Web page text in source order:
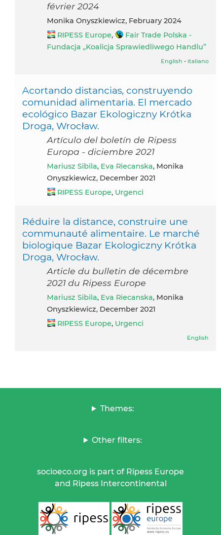
février 2024
Monika Onyszkiewicz, February 2024
RIPESS Europe,
Fair Trade Polska -
Fundacja „Koalicja Sprawiedliwego Handlu”
English - italiano
Acortando distancias, construyendo
comunidad alimentaria. El mercado
ecológico Bazar Ekologiczny Krótka
Droga, Wrocław.
Artículo del boletín de Ripess
Europa - diciembre 2021
Mariusz Sibila, Eva Riecanska, Monika
Onyszkiewicz, December 2021
RIPESS Europe, Urgenci
Réduire la distance, construire une
communauté alimentaire. Le marché
biologique Bazar Ekologiczny Krótka
Droga, Wrocław.
Article du bulletin de décembre
2021 du Ripess Europe
Mariusz Sibila, Eva Riecanska, Monika
Onyszkiewicz, December 2021
RIPESS Europe, Urgenci
English
Themes:
Other filters:
socioeco.org is part of Ripess Europe
and Ripess Intercontinental